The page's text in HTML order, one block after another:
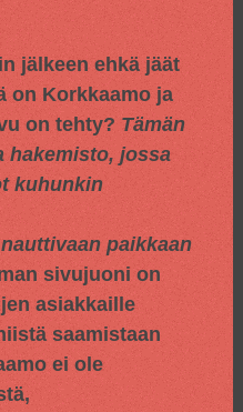
jälkeen ehkä jäät
on Korkkaamo ja
on tehty? Tämän
hakemisto, jossa
kuhunkin
paikkaan
sivujuoni on
asiakkaille
saamistaan
ei ole